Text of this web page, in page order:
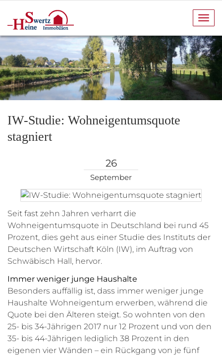
IW-Studie: Wohneigentumsquote
stagniert
26
September
Seit fast zehn Jahren verharrt die
Wohneigentumsquote in Deutschland bei rund 45
Prozent, dies geht aus einer Studie des Instituts der
Deutschen Wirtschaft Köln (IW), im Auftrag von
Schwäbisch Hall, hervor.
Immer weniger junge Haushalte
Besonders auffällig ist, dass immer weniger junge
Haushalte Wohneigentum erwerben, während die
Quote bei den Älteren steigt. So wohnten von den
25- bis 34-Jährigen 2017 nur 12 Prozent und von den
35- bis 44-Jährigen lediglich 38 Prozent in den
eigenen vier Wänden – ein Rückgang von je fünf